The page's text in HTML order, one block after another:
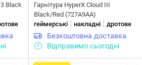
Black
Гарнiтура HyperX Cloud III
Black/Red (727A9AA)
геймерські
накладні дротове
Безкоштовна доставка
Відправимо сьогодні